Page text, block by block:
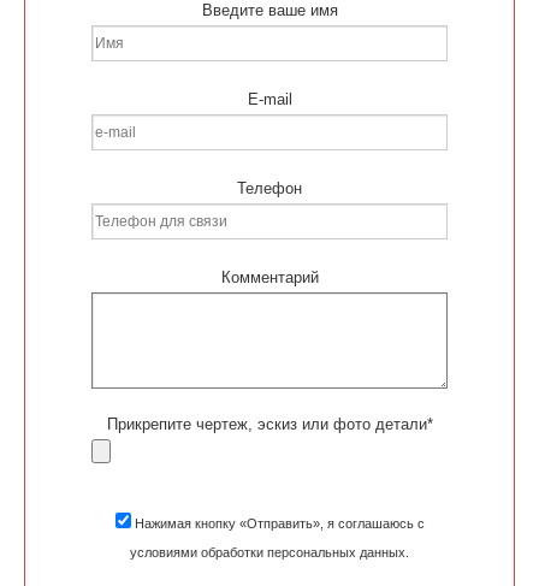
Введите ваше имя
E-mail
Телефон
Комментарий
Прикрепите чертеж, эскиз или фото детали*
Нажимая кнопку «Отправить», я соглашаюсь с
условиями обработки персональных данных.